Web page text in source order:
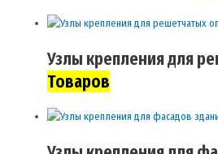
Узлы крепления для
Товаров